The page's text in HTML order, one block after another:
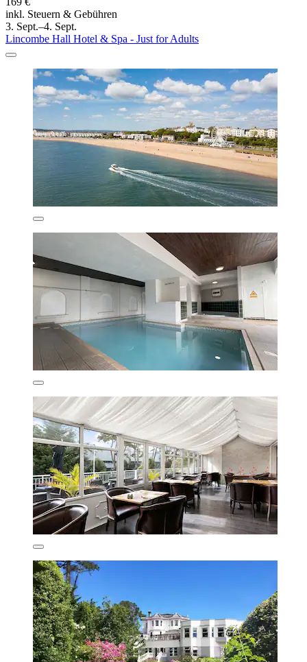
inkl. Steuern & Gebühren
3. Sept.–4. Sept.
Lincombe Hall Hotel & Spa - Just for Adults